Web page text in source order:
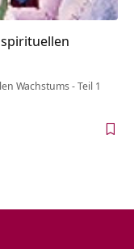
Wachstums - Teil 1